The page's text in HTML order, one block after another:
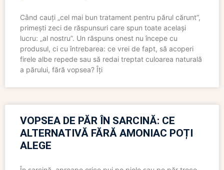
Când cauți „cel mai bun tratament pentru părul cărunt”,
primești zeci de răspunsuri care spun toate același
lucru: „al nostru”. Un răspuns onest nu începe cu
produsul, ci cu întrebarea: ce vrei de fapt, să acoperi
firele albe repede sau să redai treptat culoarea naturală
a părului, fără vopsea? Îți
VOPSEA DE PĂR ÎN SARCINĂ: CE
ALTERNATIVĂ FĂRĂ AMONIAC POȚI
ALEGE